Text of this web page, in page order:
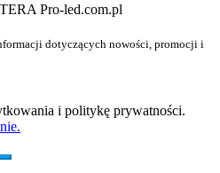
Pro-led.com.pl
dotyczących nowości, promocji i
i politykę prywatności.